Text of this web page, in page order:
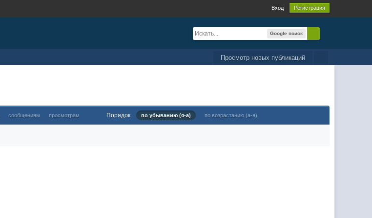
Вход Регистрация
Google поиск
Просмотр новых публикаций
сообщениям просмотрам Порядок по убыванию (я-а) по возрастанию (а-я)